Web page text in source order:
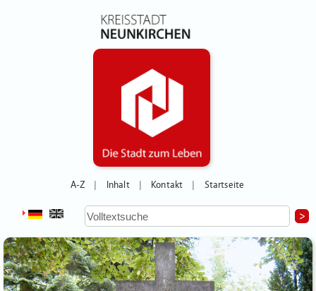
A-Z Inhalt Kontakt Startseite